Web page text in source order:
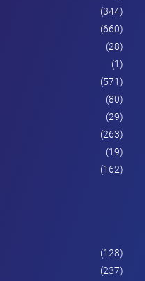
(344)
(660)
(28)
(1)
(571)
(80)
(29)
(263)
(19)
(162)
(128)
(237)